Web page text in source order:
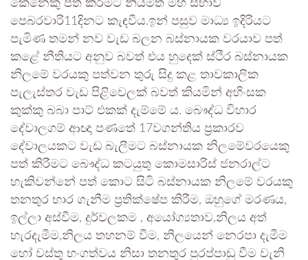
කෙනෙකු පත් කිරීමට නියමිත මහ සභාව
පෙබරවාරි11දිනට කැඳවීය.ඉන් පසුව මාධ්‍ය ඉදිරියට
පැමිණ තමන් නව වැඩ බලන බස්නායක වරයාව පත්
කළේ නීතියට අනුව බවත් එය හුදෙක් ස්ථිර බස්නායක
නිලමේ වරයකු පත්වන තුරු සිදු කළ තාවකාලික
පැලැස්තර වැඩ පිළිවෙලක් බවත් කියමින් අහිංසක
කුක්කු බබා පාට් එකක් දැම්මේ ය. බෞද්ධ විහාර
දේවාලගම් ආඥා පණතේ 17වගන්තිය ප්‍රකාරව
දේවාලයකට වැඩ බැලීමට බස්නායක නිලමේවරයෙකු
පත් කිරීමට බෞද්ධ කටයුතු කොමසාරිස් ජනරාල්ට
හැකිවන්නේ පත් කොට සිටි බස්නායක නිලමේ වරයකු
තනතුර භාර ගැනීම ප්‍රතික්ෂේප කිරීම, ඔහුගේ මරණය,
ඉල්ලා අස්වීම, දුර්වලකම , අයෝග්‍යතාව,නිලය අත්
හැරදැමීම,නිලය තහනම් වීම, නිලයෙන් නෙරපා දැමීම
හෝ වස්තු භංගත්වය නිසා තනතුර පුරප්පාඩු වීම වැනි